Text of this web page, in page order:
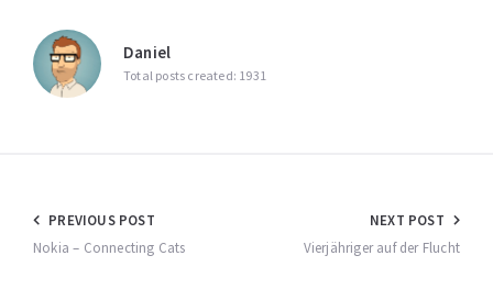
Daniel
Total posts created: 1931
Beitragsnavigation
PREVIOUS POST
Nokia – Connecting Cats
NEXT POST
Vierjähriger auf der Flucht